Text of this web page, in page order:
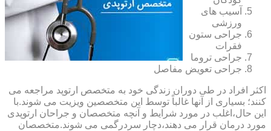
آسیب های
ورزشی
جراحی ستون
فقرات
جراحی تروما
جراحی تعویض مفاصل
اکثر افراد در طی دوران زندگی خود به متخصص ارتوپد مراجعه می
کنند؛ بسیاری از آنها غالباً توسط این متخصصین ویزیت می شوند.با
این حال،اغلب در مورد شرایط و آنچه متخصصان و جراحان ارتوپدی
مورد درمان قرار می دهند،دچار سردرگمی می شوند.متخصصان